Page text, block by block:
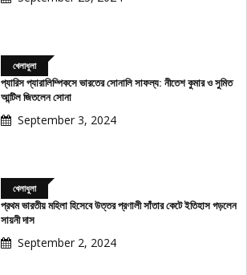
খেলাধুলা
প্যারিস প্যারালিম্পিকসে ভারতের সোনালি সাফল্য: নীতেশ কুমার ও সুমিত
আন্টিল জিতলেন সোনা
September 3, 2024
খেলাধুলা
প্রথম ভারতীয় মহিলা হিসেবে উত্তর প্রণালী সাঁতার কেটে ইতিহাস গড়লেন
সায়নী দাস
September 2, 2024